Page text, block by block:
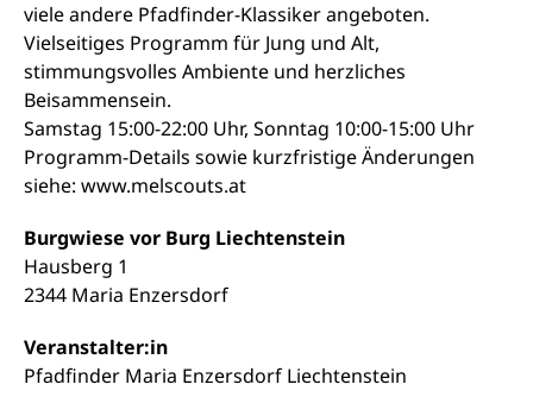
viele andere Pfadfinder-Klassiker angeboten.
Vielseitiges Programm für Jung und Alt,
stimmungsvolles Ambiente und herzliches
Beisammensein.
Samstag 15:00-22:00 Uhr, Sonntag 10:00-15:00 Uhr
Programm-Details sowie kurzfristige Änderungen
siehe: www.melscouts.at
Burgwiese vor Burg Liechtenstein
Hausberg 1
2344 Maria Enzersdorf
Veranstalter:in
Pfadfinder Maria Enzersdorf Liechtenstein